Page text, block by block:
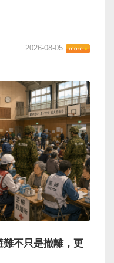
2026-08-05
不只是撤離，更